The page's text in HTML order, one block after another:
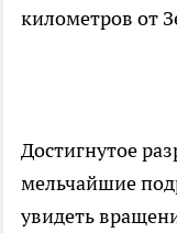
километров от
Достигнутое
мельчайшие
увидеть